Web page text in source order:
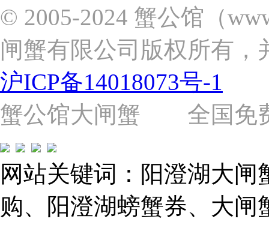
区
杨
路
号
（靠
近
苗
圃
路）
Tel:
021-
62243579
E-
mail:
859749344@qq.com
© 2005-2024 蟹公馆（
闸蟹有限公司版权所有，
沪ICP备14018073号-1
蟹公馆大闸蟹 全国免费
网站关键词：阳澄湖大
购、阳澄湖螃蟹券、大